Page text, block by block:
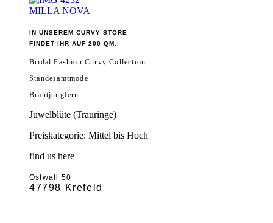
MILLA NOVA
IN UNSEREM CURVY STORE
FINDET IHR AUF 200 QM:
Bridal Fashion Curvy Collection
Standesamtmode
Brautjungfern
Juwelblüte (Trauringe)
Preiskategorie: Mittel bis Hoch
find us here
Ostwall 50
47798 Krefeld